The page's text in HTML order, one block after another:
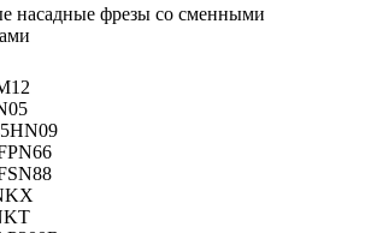
насадные фрезы со сменными